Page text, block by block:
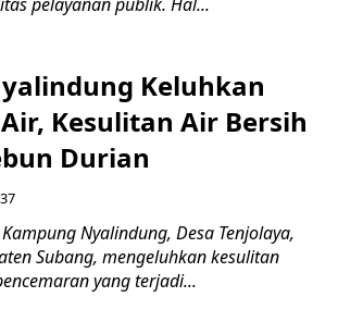
Keluhkan
Kesulitan Air Bersih
Durian
Kampung Nyalindung, Desa Tenjolaya,
Subang, mengeluhkan kesulitan
yang terjadi...